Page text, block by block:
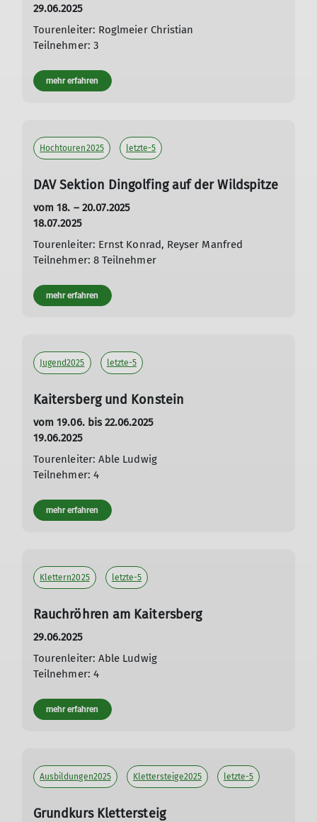
29.06.2025
Tourenleiter: Roglmeier Christian
Teilnehmer: 3
mehr erfahren
Hochtouren2025 letzte-5
DAV Sektion Dingolfing auf der Wildspitze
vom 18. – 20.07.2025
18.07.2025
Tourenleiter: Ernst Konrad, Reyser Manfred
Teilnehmer: 8 Teilnehmer
mehr erfahren
Jugend2025 letzte-5
Kaitersberg und Konstein
vom 19.06. bis 22.06.2025
19.06.2025
Tourenleiter: Able Ludwig
Teilnehmer: 4
mehr erfahren
Klettern2025 letzte-5
Rauchröhren am Kaitersberg
29.06.2025
Tourenleiter: Able Ludwig
Teilnehmer: 4
mehr erfahren
Ausbildungen2025 Klettersteige2025 letzte-5
Grundkurs Klettersteig